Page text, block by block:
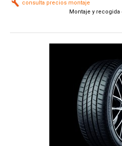
consulta precios montaje
Montaje y recogida